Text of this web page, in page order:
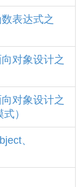
表达式之
对象设计之
对象设计之
）
、